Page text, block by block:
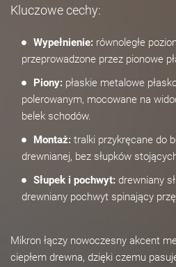
Kluczowe cechy:
Wypełnienie: równoległe
przeprowadzone przez pionowe
Piony: płaskie metalowe
polerowanym, mocowane na
belek schodów.
Montaż: tralki przykręcane do
drewnianej, bez słupków
Słupek i pochwyt: drewniany
drewniany pochwyt spinający
Mikron łączy nowoczesny akcent
ciepłem drewna, dzięki czemu